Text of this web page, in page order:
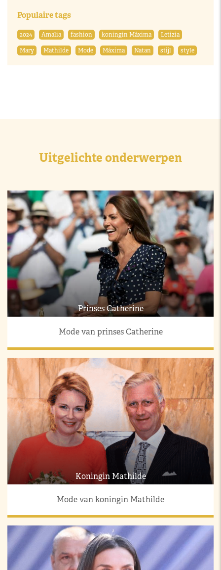
Populaire tags
2024 Amalia fashion koningin Máxima
Letizia
Mary
Mathilde Mode Máxima Natan stijl style
Uitgelichte onderwerpen
Prinses Catherine
Mode van prinses Catherine
Koningin Mathilde
Mode van koningin Mathilde